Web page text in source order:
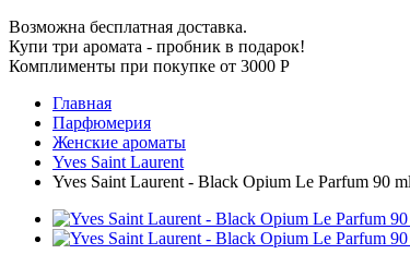
Возможна бесплатная доставка.
Купи три аромата - пробник в подарок!
Комплименты при покупке от 3000 Р
Главная
Парфюмерия
Женские ароматы
Yves Saint Laurent
Yves Saint Laurent - Black Opium Le Parfum 90 ml